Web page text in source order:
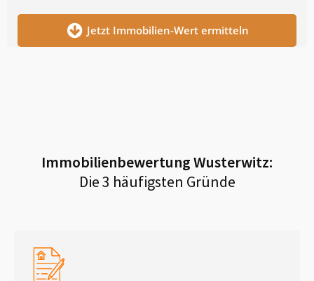
Jetzt Immobilien-Wert ermitteln
ImmobilienbewertungWusterwitz:
Die 3 häufigsten Gründe